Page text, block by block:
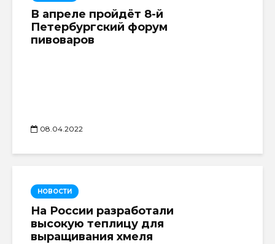
В апреле пройдёт 8-й
Петербургский форум
пивоваров
08.04.2022
НОВОСТИ
На России разработали
высокую теплицу для
выращивания хмеля